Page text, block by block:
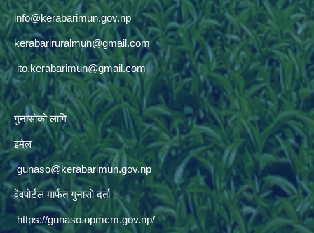
info@kerabarimun.gov.np
kerabariruralmun@gmail.com
ito.kerabarimun@gmail.com
गुनासोको लागि
इमेल
gunaso@kerabarimun.gov.np
वेवपोर्टल मार्फत गुनासो दर्ता
https://gunaso.opmcm.gov.np/